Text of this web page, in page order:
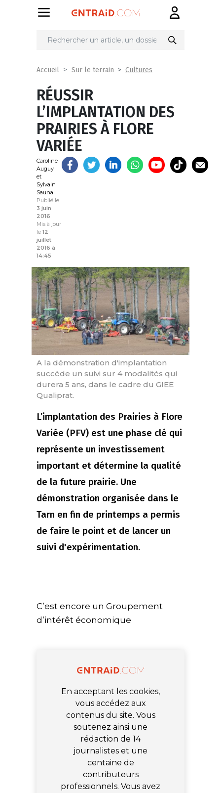
Partager
Accueil Sur le terrain Cultures
RÉUSSIR
L’IMPLANTATION DES
PRAIRIES À FLORE
VARIÉE
Caroline
Auguy
et
Sylvain
Saunal
Publié le
3 juin
2016
Mis à jour
le 12
juillet
2016 à
14:45
A la démonstration d'implantation
succède un suivi sur 4 modalités qui
durera 5 ans, dans le cadre du GIEE
Qualiprat.
L’implantation des Prairies à Flore
Variée (PFV) est une phase clé qui
représente un investissement
important et détermine la qualité
de la future prairie. Une
démonstration organisée dans le
Tarn en fin de printemps a permis
de faire le point et de lancer un
suivi d'expérimentation.
C’est encore un Groupement
d’intérêt économique
En acceptant les cookies,
vous accédez aux
contenus du site. Vous
soutenez ainsi une
rédaction de 14
journalistes et une
centaine de
contributeurs
professionnels. Vous avez